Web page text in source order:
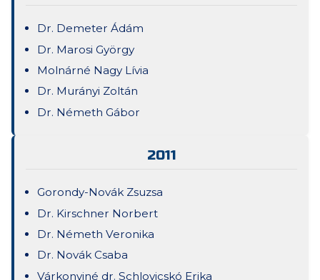
Dr. Demeter Ádám
Dr. Marosi György
Molnárné Nagy Lívia
Dr. Murányi Zoltán
Dr. Németh Gábor
2011
Gorondy-Novák Zsuzsa
Dr. Kirschner Norbert
Dr. Németh Veronika
Dr. Novák Csaba
Várkonyiné dr. Schlovicskó Erika